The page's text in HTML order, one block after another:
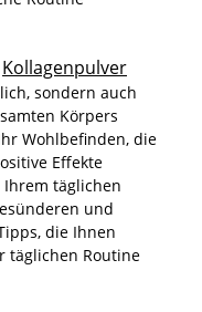
Kollagenpulver
sondern auch
Körpers
Wohlbefinden, die
Effekte
Ihrem täglichen
und
die Ihnen
täglichen Routine